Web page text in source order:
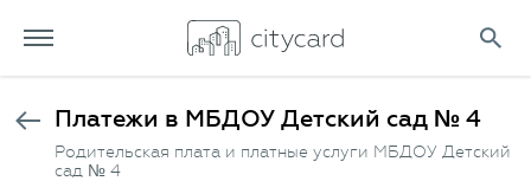
Платежи в МБДОУ Детский сад № 4
Родительская плата и платные услуги МБДОУ Детский
сад № 4